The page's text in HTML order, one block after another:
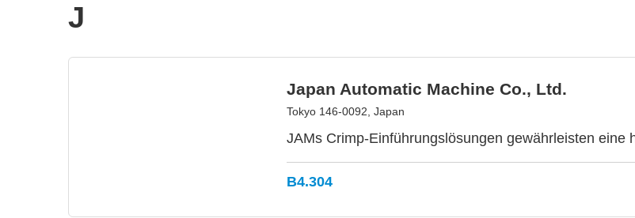
J
Japan Automatic Machine Co., Ltd.
Tokyo 146-0092, Japan
JAMs Crimp-Einführungslösungen gewährleisten eine
B4.304